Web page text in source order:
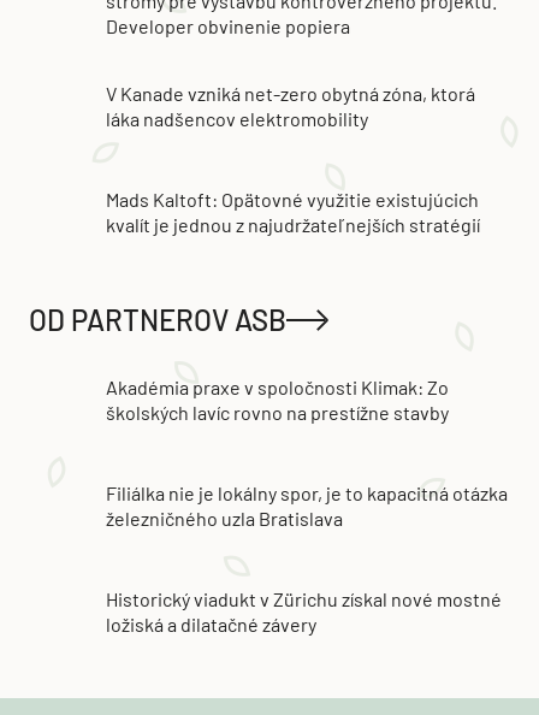
Developer obvinenie popiera
V Kanade vzniká net-zero obytná zóna, ktorá
láka nadšencov elektromobility
Mads Kaltoft: Opätovné využitie existujúcich
kvalít je jednou z najudržateľnejších stratégií
OD PARTNEROV ASB
Akadémia praxe v spoločnosti Klimak: Zo
školských lavíc rovno na prestížne stavby
Filiálka nie je lokálny spor, je to kapacitná otázka
železničného uzla Bratislava
Historický viadukt v Zürichu získal nové mostné
ložiská a dilatačné závery